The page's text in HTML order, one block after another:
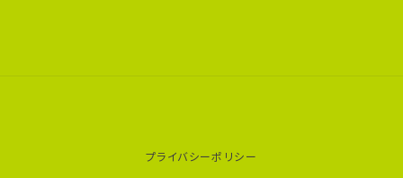
プライバシーポリシー